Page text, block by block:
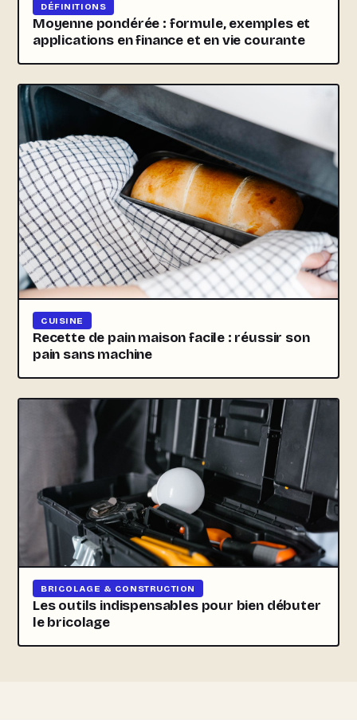
DÉFINITIONS
Moyenne pondérée : formule, exemples et
applications en finance et en vie courante
CUISINE
Recette de pain maison facile : réussir son
pain sans machine
BRICOLAGE & CONSTRUCTION
Les outils indispensables pour bien débuter
le bricolage